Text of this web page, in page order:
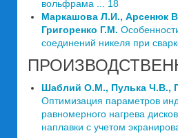
вольфрама ... 18
Маркашова Л.И., Арсенюк
Григоренко Г.М.
соединений никеля при
Шаблий О.М., Пулька Ч.В.,
Оптимизация параметров
равномерного нагрева
наплавки с учетом